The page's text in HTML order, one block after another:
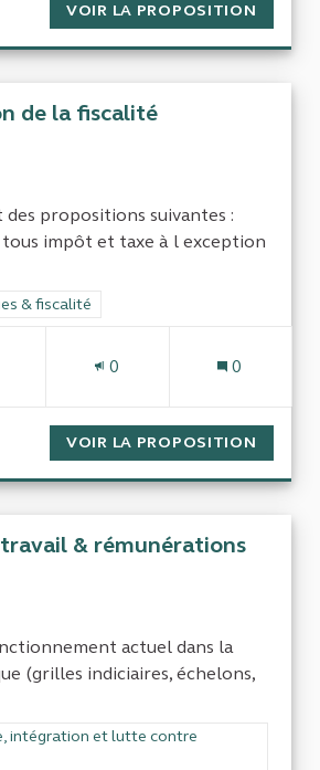
VOIR LA PROPOSITION
de la fiscalité
propositions suivantes :
tous impôt et taxe à l exception
de la catégorie : Finances publiques &
& fiscalité
0 0
VOIR LA PROPOSITION
& rémunérations
actuel dans la
(grilles indiciaires, échelons,
de la catégorie : Cohésion sociale,
intégration et lutte contre